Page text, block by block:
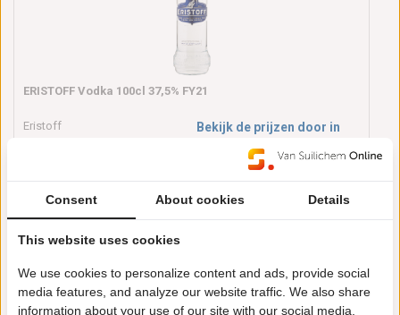
ERISTOFF Vodka 100cl 37,5% FY21
Eristoff
67.26.42
Bekijk de prijzen door in
Consent About cookies Details
This website uses cookies
We use cookies to personalize content and ads, provide social
media features, and analyze our website traffic. We also share
information about your use of our site with our social media,